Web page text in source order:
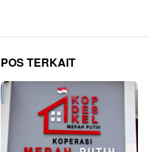
POS TERKAIT